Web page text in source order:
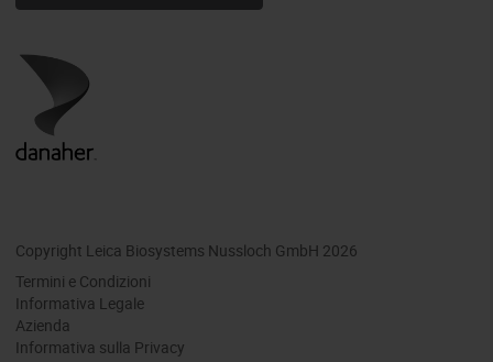
Copyright Leica Biosystems Nussloch GmbH 2026
Termini e Condizioni
Informativa Legale
Azienda
Informativa sulla Privacy